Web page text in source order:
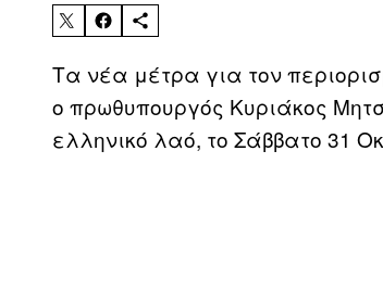
Τα νέα μέτρα για τον
ο πρωθυπουργός Κυριάκος
ελληνικό λαό, το Σάββατο 31